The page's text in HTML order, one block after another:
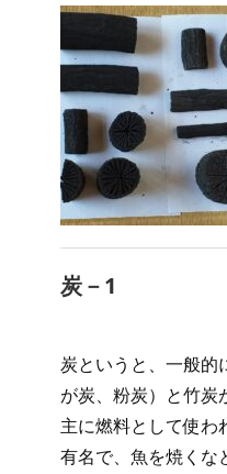
炭－1
炭というと、一般的
が炭、粉炭）と竹炭
主に燃料として使わ
有名で、魚を焼くな